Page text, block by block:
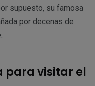
supuesto, su famosa
por decenas de
visitar el